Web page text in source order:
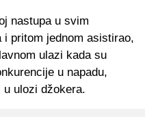
nastupa u svim
pritom jednom asistirao,
ulazi kada su
u napadu,
ulozi džokera.